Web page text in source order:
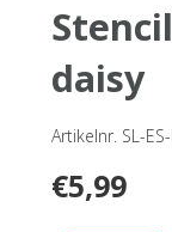
stencil embroidery large
daisy
Artikelnr. SL-
€5,99